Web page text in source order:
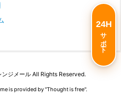
ンジメールAll Rights Reserved.
is provided by "Thought is free".
24H
サポート